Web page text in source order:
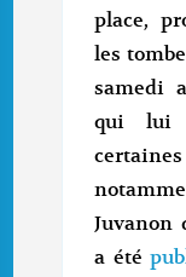
place,
les
samedi
qui lui
Juvanon
a été